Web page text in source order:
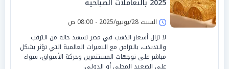
السبت 28/يونيو/2025 - 08:00 ص
لا تزال أسعار الذهب في مصر تشهد حالة من الترقب
والتذبذب، بالتزامن مع التغيرات العالمية التي تؤثر بشكل
مباشر على توجهات المستثمرين وحركة الأسواق، سواء
على الصعيد المحلي أو الدولي.